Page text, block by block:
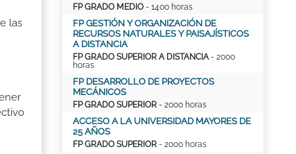
las
FP GRADO MEDIO - 1400 horas
FP GESTIÓN Y ORGANIZACIÓN DE
RECURSOS NATURALES Y PAISAJÍSTICOS
A DISTANCIA
FP GRADO SUPERIOR A DISTANCIA- 2000
horas
FP DESARROLLO DE PROYECTOS
MECÁNICOS
FP GRADO SUPERIOR - 2000 horas
ACCESO A LA UNIVERSIDAD MAYORES DE
25 AÑOS
FP GRADO SUPERIOR - 2000 horas